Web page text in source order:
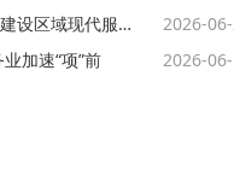
深入实施服务业扩能提质行动 扎实建设区域现代服务业高地
2026-
加速“项”前
2026-